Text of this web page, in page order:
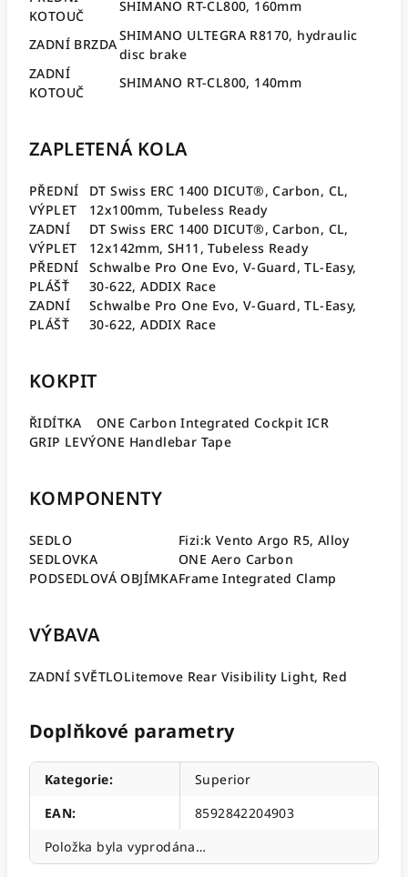
KOTOUČ
SHIMANO RT-CL800, 160mm
ZADNÍ BRZDA
SHIMANO ULTEGRA R8170, hydraulic
disc brake
ZADNÍ
KOTOUČ
SHIMANO RT-CL800, 140mm
ZAPLETENÁ KOLA
PŘEDNÍ
VÝPLET
DT Swiss ERC 1400 DICUT®, Carbon, CL,
12x100mm, Tubeless Ready
ZADNÍ
VÝPLET
DT Swiss ERC 1400 DICUT®, Carbon, CL,
12x142mm, SH11, Tubeless Ready
PŘEDNÍ
PLÁŠŤ
Schwalbe Pro One Evo, V-Guard, TL-Easy,
30-622, ADDIX Race
ZADNÍ
PLÁŠŤ
Schwalbe Pro One Evo, V-Guard, TL-Easy,
30-622, ADDIX Race
KOKPIT
ŘIDÍTKA
ONE Carbon Integrated Cockpit ICR
GRIP LEVÝONE Handlebar Tape
KOMPONENTY
SEDLO
Fizi:k Vento Argo R5, Alloy
SEDLOVKA
ONE Aero Carbon
PODSEDLOVÁ OBJÍMKAFrame Integrated Clamp
VÝBAVA
ZADNÍ SVĚTLOLitemove Rear Visibility Light, Red
Doplňkové parametry
Kategorie:
Superior
EAN:
8592842204903
Položka byla vyprodána…